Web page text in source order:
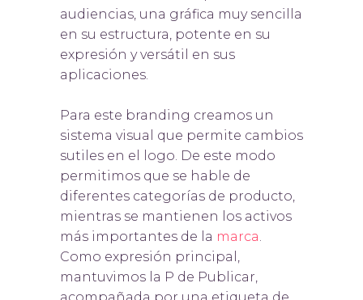
audiencias, una gráfica muy sencilla
en su estructura, potente en su
expresión y versátil en sus
aplicaciones.
Para este branding creamos un
sistema visual que permite cambios
sutiles en el logo. De este modo
permitimos que se hable de
diferentes categorías de producto,
mientras se mantienen los activos
más importantes de la marca.
Como expresión principal,
mantuvimos la P de Publicar,